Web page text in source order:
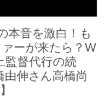
本音を激白！も
ーが来たら？W
監督代行の続
伸さん高橋尚